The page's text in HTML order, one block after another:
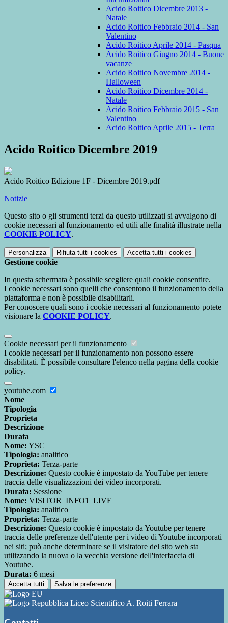
Acido Roitico Dicembre 2013 -
Natale
Acido Roitico Febbraio 2014 - San
Valentino
Acido Roitico Aprile 2014 - Pasqua
Acido Roitico Giugno 2014 - Buone
vacanze
Acido Roitico Novembre 2014 -
Halloween
Acido Roitico Dicembre 2014 -
Natale
Acido Roitico Febbraio 2015 - San
Valentino
Acido Roitico Aprile 2015 - Terra
Acido Roitico Dicembre 2019
Acido Roitico Edizione 1F - Dicembre 2019.pdf
Notizie
Questo sito o gli strumenti terzi da questo utilizzati si avvalgono di
cookie necessari al funzionamento ed utili alle finalità illustrate nella
COOKIE POLICY.
Personalizza Rifiuta tutti i cookies Accetta tutti i cookies
Gestione cookie
In questa schermata è possibile scegliere quali cookie consentire.
I cookie necessari sono quelli che consentono il funzionamento della
piattaforma e non è possibile disabilitarli.
Per conoscere quali sono i cookie necessari al funzionamento potete
visionare la COOKIE POLICY.
Cookie necessari per il funzionamento
I cookie necessari per il funzionamento non possono essere
disabilitati. È possibile consultare l'elenco nella pagina della cookie
policy.
youtube.com
Nome
Tipologia
Proprieta
Descrizione
Durata
Nome: YSC
Tipologia: analitico
Proprieta: Terza-parte
Descrizione: Questo cookie è impostato da YouTube per tenere
traccia delle visualizzazioni dei video incorporati.
Durata: Sessione
Nome: VISITOR_INFO1_LIVE
Tipologia: analitico
Proprieta: Terza-parte
Descrizione: Questo cookie è impostato da Youtube per tenere
traccia delle preferenze dell'utente per i video di Youtube incorporati
nei siti; può anche determinare se il visitatore del sito web sta
utilizzando la nuova o la vecchia versione dell'interfaccia di
Youtube.
Durata: 6 mesi
Accetta tutti Salva le preferenze
Liceo Scientifico A. Roiti Ferrara